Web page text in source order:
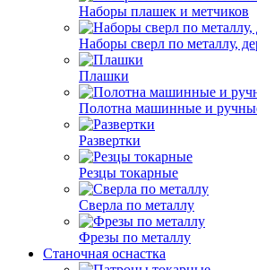
Наборы плашек и метчиков
Наборы сверл по металлу,
Плашки
Полотна машинные и
Развертки
Резцы токарные
Сверла по металлу
Фрезы по металлу
Станочная оснастка